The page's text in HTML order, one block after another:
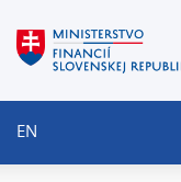
EN